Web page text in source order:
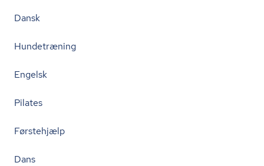
Dansk
Hundetræning
Engelsk
Pilates
Førstehjælp
Dans